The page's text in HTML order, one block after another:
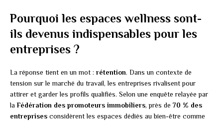
Pourquoi les espaces wellness sont-
ils devenus indispensables pour les
entreprises ?
La réponse tient en un mot : rétention. Dans un contexte de
tension sur le marché du travail, les entreprises rivalisent pour
attirer et garder les profils qualifiés. Selon une enquête relayée par
la Fédération des promoteurs immobiliers, près de 70 % des
entreprises considèrent les espaces dédiés au bien-être comme